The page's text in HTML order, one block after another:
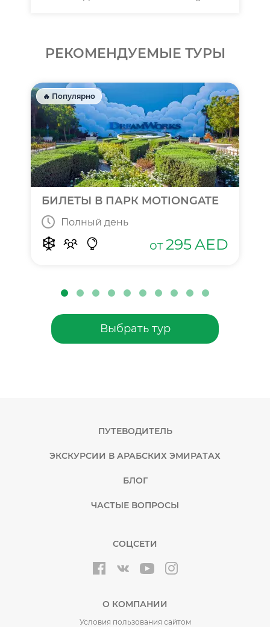
РЕКОМЕНДУЕМЫЕ ТУРЫ
🔥 Популярно
БИЛЕТЫ В ПАРК MOTIONGATE
Полный день
от 295AED
Выбрать тур
ПУТЕВОДИТЕЛЬ
ЭКСКУРСИИ В АРАБСКИХ ЭМИРАТАХ
БЛОГ
ЧАСТЫЕ ВОПРОСЫ
СОЦСЕТИ
О КОМПАНИИ
Условия пользования сайтом